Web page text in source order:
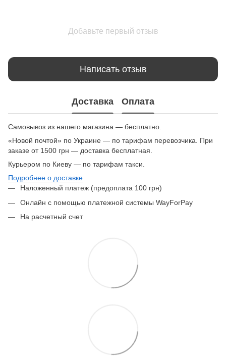
Добавьте первый отзыв
Написать отзыв
Доставка Оплата
Самовывоз из нашего магазина — бесплатно.
«Новой почтой» по Украине — по тарифам перевозчика. При
заказе от 1500 грн — доставка бесплатная.
Курьером по Киеву — по тарифам такси.
Подробнее о доставке
Наложенный платеж (предоплата 100 грн)
Онлайн с помощью платежной системы WayForPay
На расчетный счет